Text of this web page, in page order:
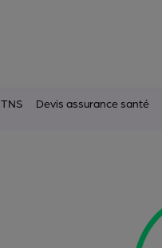
Devis assurance santé